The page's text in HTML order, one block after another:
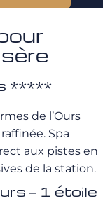
*****
de l’Ours
Spa
aux pistes en
de la station.
– 1 étoile